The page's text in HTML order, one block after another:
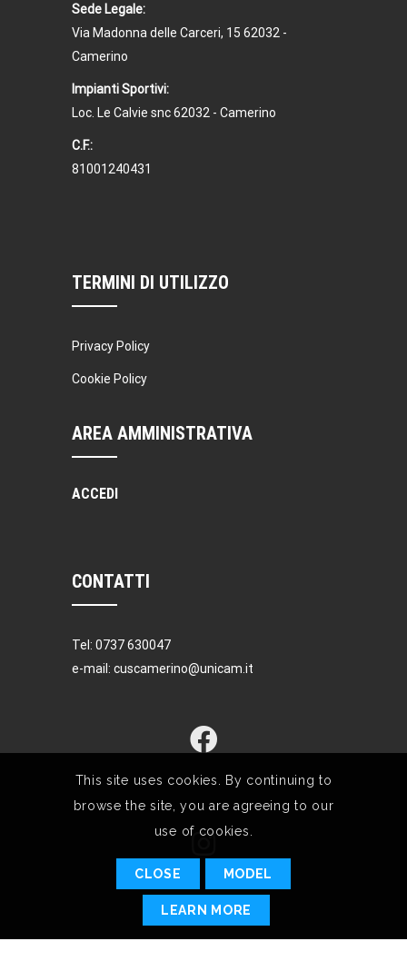
Sede Legale:
Via Madonna delle Carceri, 15 62032 -
Camerino
Impianti Sportivi:
Loc. Le Calvie snc 62032 - Camerino
C.F.:
81001240431
TERMINI DI UTILIZZO
Privacy Policy
Cookie Policy
AREA AMMINISTRATIVA
ACCEDI
CONTATTI
Tel: 0737 630047
e-mail: cuscamerino@unicam.it
This site uses cookies. By continuing to
browse the site, you are agreeing to our
use of cookies.
CLOSE MODEL
LEARN MORE